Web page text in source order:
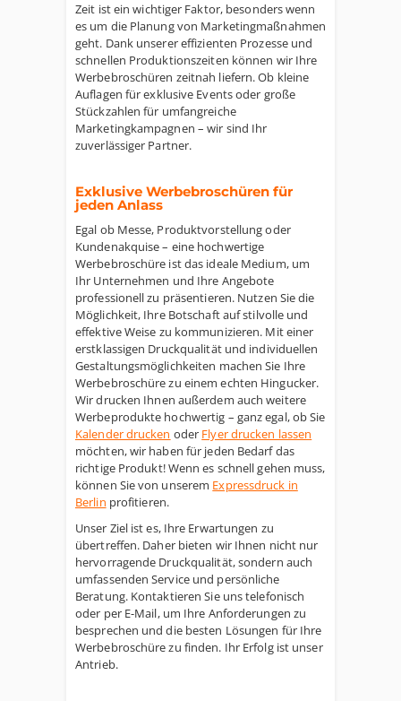
Zeit ist ein wichtiger Faktor, besonders wenn
es um die Planung von Marketingmaßnahmen
geht. Dank unserer effizienten Prozesse und
schnellen Produktionszeiten können wir Ihre
Werbebroschüren zeitnah liefern. Ob kleine
Auflagen für exklusive Events oder große
Stückzahlen für umfangreiche
Marketingkampagnen – wir sind Ihr
zuverlässiger Partner.
Exklusive Werbebroschüren für
jeden Anlass
Egal ob Messe, Produktvorstellung oder
Kundenakquise – eine hochwertige
Werbebroschüre ist das ideale Medium, um
Ihr Unternehmen und Ihre Angebote
professionell zu präsentieren. Nutzen Sie die
Möglichkeit, Ihre Botschaft auf stilvolle und
effektive Weise zu kommunizieren. Mit einer
erstklassigen Druckqualität und individuellen
Gestaltungsmöglichkeiten machen Sie Ihre
Werbebroschüre zu einem echten Hingucker.
Wir drucken Ihnen außerdem auch weitere
Werbeprodukte hochwertig – ganz egal, ob Sie
Kalender drucken oder Flyer drucken lassen
möchten, wir haben für jeden Bedarf das
richtige Produkt! Wenn es schnell gehen muss,
können Sie von unserem Expressdruck in
Berlin profitieren.
Unser Ziel ist es, Ihre Erwartungen zu
übertreffen. Daher bieten wir Ihnen nicht nur
hervorragende Druckqualität, sondern auch
umfassenden Service und persönliche
Beratung. Kontaktieren Sie uns telefonisch
oder per E-Mail, um Ihre Anforderungen zu
besprechen und die besten Lösungen für Ihre
Werbebroschüre zu finden. Ihr Erfolg ist unser
Antrieb.